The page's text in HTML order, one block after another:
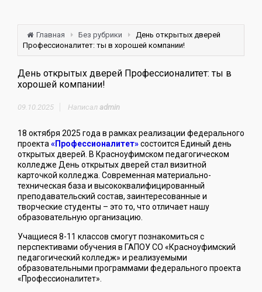
Главная Без рубрики
День открытых дверей
Профессионалитет: ты в хорошей компании!
День открытых дверей Профессионалитет: ты в
хорошей компании!
09.10.2025 Написал admin
18 октября 2025 года в рамках реализации федерального
проекта «Профессионалитет»состоится Единый день
открытых дверей. В Красноуфимском педагогическом
колледже День открытых дверей стал визитной
карточкой колледжа. Современная материально-
техническая база и высококвалифицированный
преподавательский состав, заинтересованные и
творческие студенты – это то, что отличает нашу
образовательную организацию.
Учащиеся 8-11 классов смогут познакомиться с
перспективами обучения в ГАПОУ СО «Красноуфимский
педагогический колледж» и реализуемыми
образовательными программами федерального проекта
«Профессионалитет».